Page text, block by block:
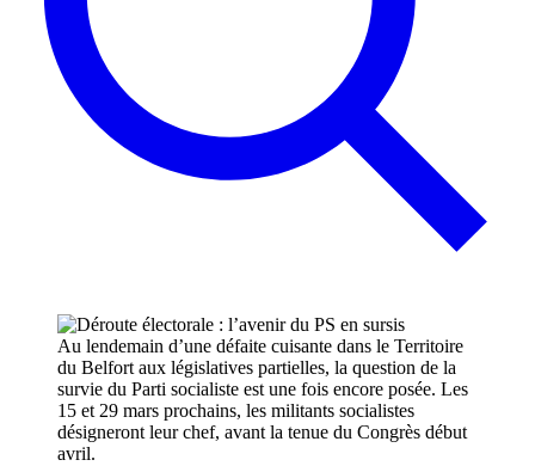
Au lendemain d’une défaite cuisante dans le Territoire
du Belfort aux législatives partielles, la question de la
survie du Parti socialiste est une fois encore posée. Les
15 et 29 mars prochains, les militants socialistes
désigneront leur chef, avant la tenue du Congrès début
avril.